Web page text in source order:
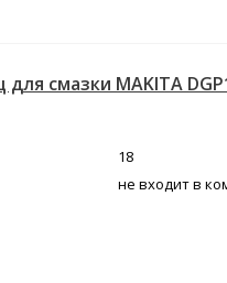
смазки MAKITA
18
не входит в